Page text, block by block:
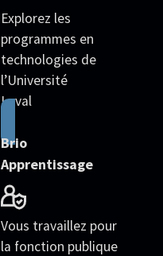
Explorez les
programmes en
technologies de
l’Université
Laval
Brio
Apprentissage
Vous travaillez pour
la fonction publique